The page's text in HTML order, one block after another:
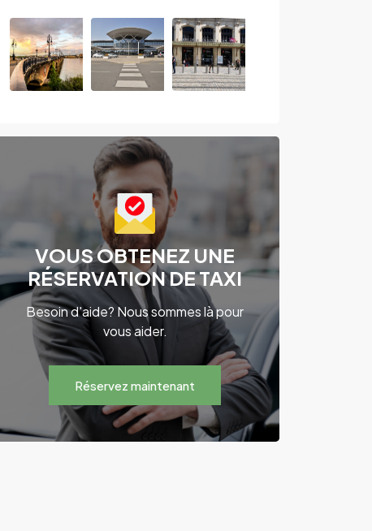
VOUS OBTENEZ UNE
RÉSERVATION DE TAXI
Besoin d'aide? Nous sommes là pour
vous aider.
Réservez maintenant